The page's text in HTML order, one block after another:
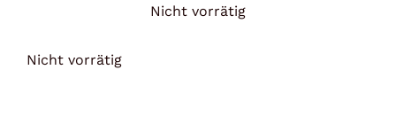
Nicht vorrätig
Nicht vorrätig